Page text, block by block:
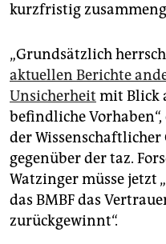
kurzfristig
„Grundsätzlich
aktuellen Berichte
Unsicherheit mit Blick
befindliche
der Wissenschaftlicher
gegenüber der taz.
Watzinger müsse jetzt
das BMBF das
zurückgewinnt“.